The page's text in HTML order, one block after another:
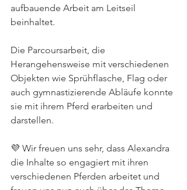
aufbauende Arbeit am Leitseil
beinhaltet.
Die Parcoursarbeit, die
Herangehensweise mit verschiedenen
Objekten wie Sprühflasche, Flag oder
auch gymnastizierende Abläufe konnte
sie mit ihrem Pferd erarbeiten und
darstellen.
💜 Wir freuen uns sehr, dass Alexandra
die Inhalte so engagiert mit ihren
verschiedenen Pferden arbeitet und